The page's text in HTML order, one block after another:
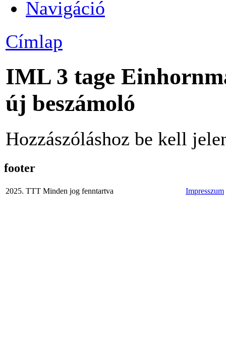
Navigáció
Címlap
IML 3 tage
új beszámoló
Hozzászóláshoz be kell
footer
2025. TTT Minden jog fenntartva Impresszum